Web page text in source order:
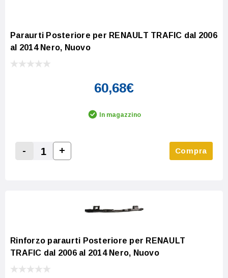
Paraurti Posteriore per RENAULT TRAFIC dal 2006
al 2014 Nero, Nuovo
60,68€
In magazzino
Decrease Quantity:
-
Increase Quantity:
+ Compra
Rinforzo paraurti Posteriore per RENAULT
TRAFIC dal 2006 al 2014 Nero, Nuovo